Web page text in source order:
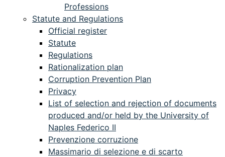
Professions
Statute and Regulations
Official register
Statute
Regulations
Rationalization plan
Corruption Prevention Plan
Privacy
List of selection and rejection of documents
produced and/or held by the University of
Naples Federico II
Prevenzione corruzione
Massimario di selezione e di scarto